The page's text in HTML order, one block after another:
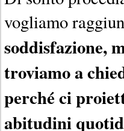
vogliamo
soddisfazione,
troviamo a
perché ci
abitudini